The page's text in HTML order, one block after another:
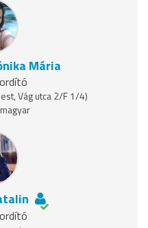
Mária
Vág utca 2/F 1/4)